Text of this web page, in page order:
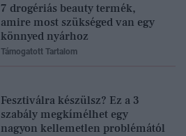
7 drogériás beauty termék,
amire most szükséged van egy
könnyed nyárhoz
Támogatott Tartalom
Fesztiválra készülsz? Ez a 3
szabály megkímélhet egy
nagyon kellemetlen problémától